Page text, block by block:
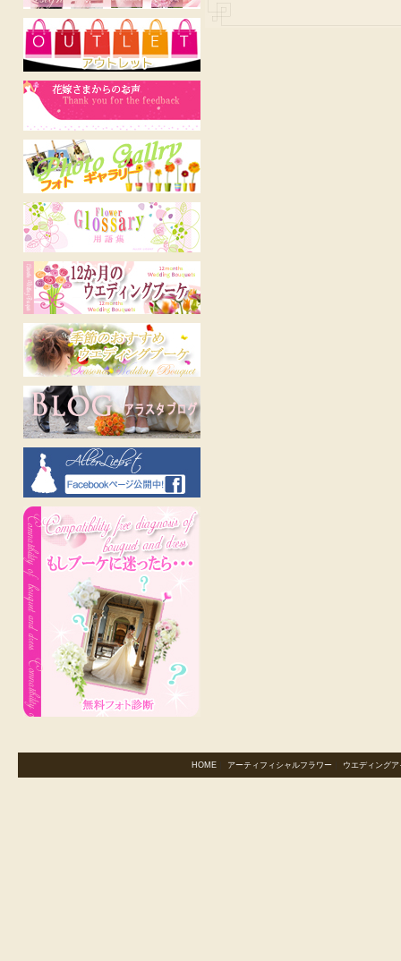
HOME｜ アーティフィシャルフラワー｜ ウエディングア